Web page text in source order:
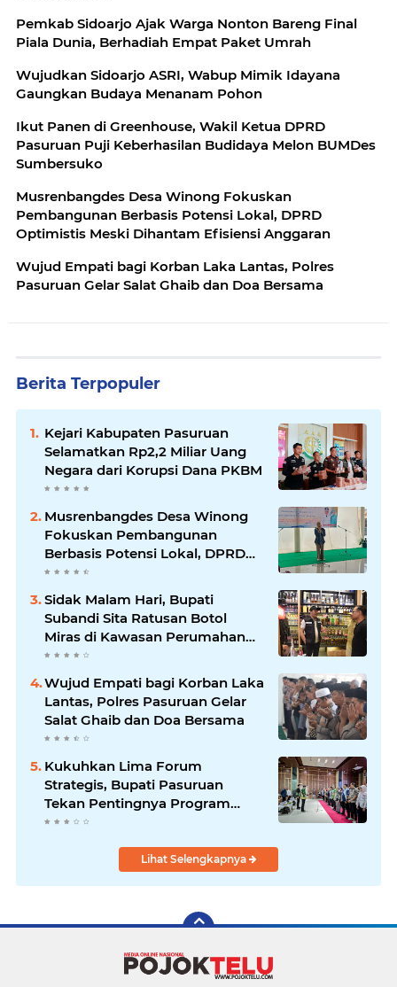
Pemkab Sidoarjo Ajak Warga Nonton Bareng Final
Piala Dunia, Berhadiah Empat Paket Umrah
Wujudkan Sidoarjo ASRI, Wabup Mimik Idayana
Gaungkan Budaya Menanam Pohon
Ikut Panen di Greenhouse, Wakil Ketua DPRD
Pasuruan Puji Keberhasilan Budidaya Melon BUMDes
Sumbersuko
Musrenbangdes Desa Winong Fokuskan
Pembangunan Berbasis Potensi Lokal, DPRD
Optimistis Meski Dihantam Efisiensi Anggaran
Wujud Empati bagi Korban Laka Lantas, Polres
Pasuruan Gelar Salat Ghaib dan Doa Bersama
Berita Terpopuler
Kejari Kabupaten Pasuruan
Selamatkan Rp2,2 Miliar Uang
Negara dari Korupsi Dana PKBM
Musrenbangdes Desa Winong
Fokuskan Pembangunan
Berbasis Potensi Lokal, DPRD
Optimistis Meski Dihantam
Efisiensi Anggaran
Sidak Malam Hari, Bupati
Subandi Sita Ratusan Botol
Miras di Kawasan Perumahan
Sidoarjo
Wujud Empati bagi Korban Laka
Lantas, Polres Pasuruan Gelar
Salat Ghaib dan Doa Bersama
Kukuhkan Lima Forum
Strategis, Bupati Pasuruan
Tekan Pentingnya Program
Nyata untuk Rakyat
Lihat Selengkapnya